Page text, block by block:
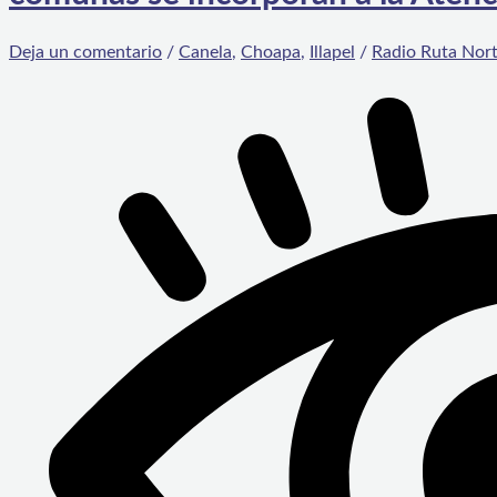
Deja un comentario / Canela, Choapa, Illapel / Radio Ruta